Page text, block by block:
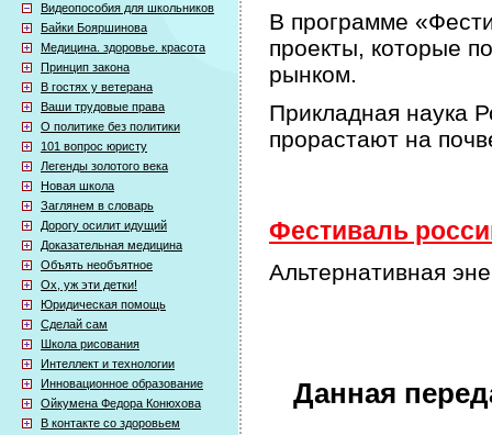
Видеопособия для школьников
Байки Бояршинова
Медицина. здоровье. красота
Принцип закона
В гостях у ветерана
Ваши трудовые права
О политике без политики
101 вопрос юристу
Легенды золотого века
Новая школа
Заглянем в словарь
Дорогу осилит идущий
Доказательная медицина
Объять необъятное
Ох, уж эти детки!
Юридическая помощь
Сделай сам
Школа рисования
Интеллект и технологии
Инновационное образование
Ойкумена Федора Конюхова
В контакте со здоровьем
В программе
проекты, которые
рынком.
Прикладная наука
прорастают на
Фестиваль
Альтернативная
Данная